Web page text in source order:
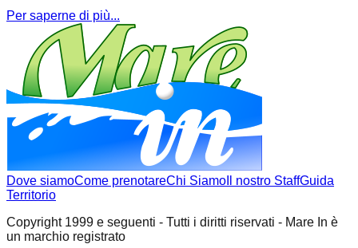
Per saperne di più...
Dove siamoCome prenotareChi Siamo Il nostro StaffGuida
Territorio
Copyright 1999 e seguenti - Tutti i diritti riservati - Mare In è
un marchio registrato